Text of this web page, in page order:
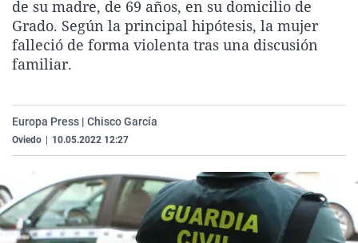
La rosa de los vientos
Gente viajera
Caso
Retornados
Extremadura
Galicia
Virales
Televisión
de su madre, de 69 años, en su domicilio de
Grado. Según la principal hipótesis, la mujer
falleció de forma violenta tras una discusión
familiar.
Europa Press | Chisco García
Oviedo 10.05.2022 12:27